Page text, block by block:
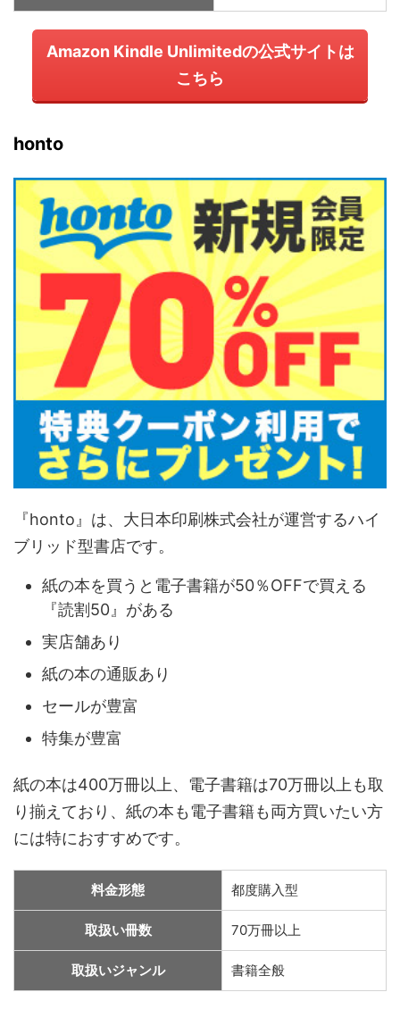
Amazon Kindle Unlimitedの公式サイトは
こちら
honto
『honto』は、大日本印刷株式会社が運営するハイ
ブリッド型書店です。
紙の本を買うと電子書籍が50％OFFで買える
『読割50』がある
実店舗あり
紙の本の通販あり
セールが豊富
特集が豊富
紙の本は400万冊以上、電子書籍は70万冊以上も取
り揃えており、紙の本も電子書籍も両方買いたい方
には特におすすめです。
料金形態 都度購入型
取扱い冊数 70万冊以上
取扱いジャンル 書籍全般